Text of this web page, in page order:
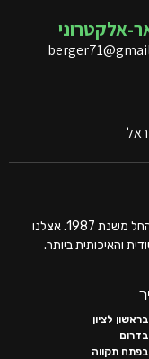
אלקטרוני
ברגר הדברות, שומרים על בתים נקיים ממזיקים החל משנת 1987. אצלנו
והאיכותית ביותר.
לציון
תקווה